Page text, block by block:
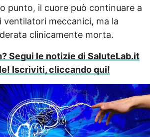
punto, il cuore può continuare a
ventilatori meccanici, ma la
clinicamente morta.
Segui le notizie di SaluteLab.it
Iscriviti, cliccando qui!